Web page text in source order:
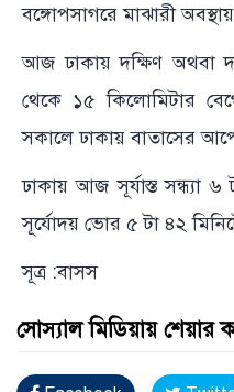
বঙ্গোপসাগরে মাঝারী
আজ ঢাকায় দক্ষিণ অথবা
থেকে ১৫ কিলোমিটার
সকালে ঢাকায় বাতাসের
ঢাকায় আজ সূর্যাস্ত সন্ধ্যা
সূর্যোদয় ভোর ৫ টা ৪২
সূত্র :বাসস
সোস্যাল মিডিয়ায় শেয়ার